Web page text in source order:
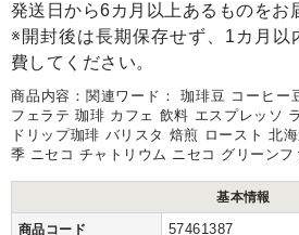
発送日から6カ月以上あるものをお
※開封後は長期保存せず、1カ月以
費してください。
商品内容：関連ワード： 珈琲豆 コーヒー
フェラテ 珈琲 カフェ 飲料 エスプレッソ
ドリップ珈琲 バリスタ 焙煎 ロースト 北
季 ニセコ チャトリウム ニセコ グリーンフ
基本情報
商品コード 57461387